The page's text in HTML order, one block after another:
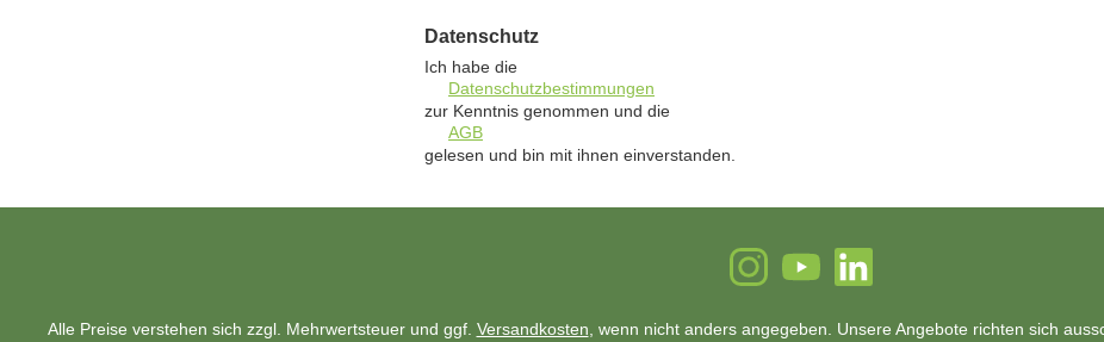
Datenschutz
Ich habe die
Datenschutzbestimmungen
zur Kenntnis genommen und die
AGB
gelesen und bin mit ihnen einverstanden.
InstagramYouTubeLinkedIn
Alle Preise verstehen sich zzgl. Mehrwertsteuer und ggf. Versandkosten , wenn nicht anders angegeben. Unsere Angebote richten sich